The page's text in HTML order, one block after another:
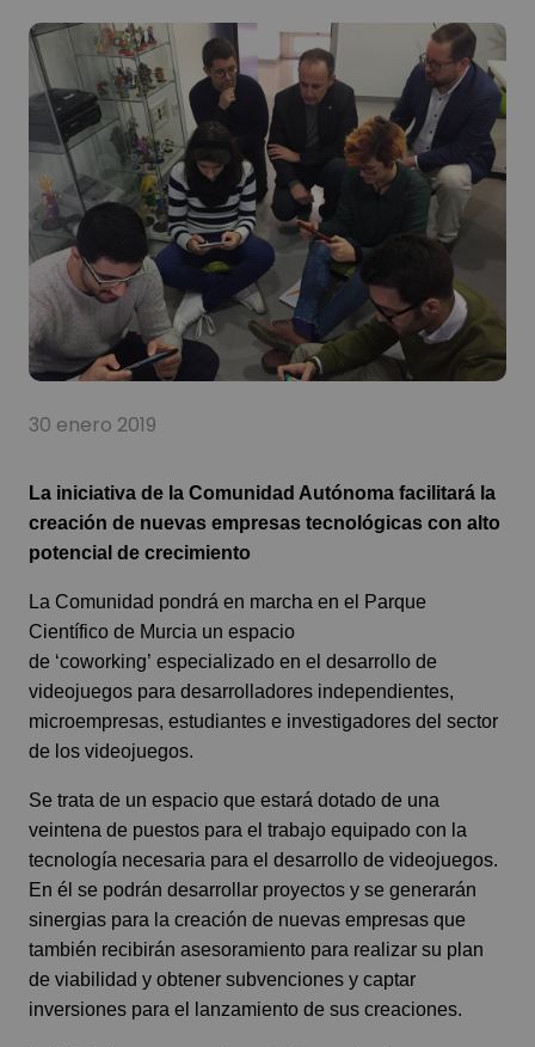
30 enero 2019
La iniciativa de la Comunidad Autónoma facilitará la
creación de nuevas empresas tecnológicas con alto
potencial de crecimiento
La Comunidad pondrá en marcha en el Parque
Científico de Murcia un espacio
de ‘coworking’ especializado en el desarrollo de
videojuegos para desarrolladores independientes,
microempresas, estudiantes e investigadores del sector
de los videojuegos.
Se trata de un espacio que estará dotado de una
veintena de puestos para el trabajo equipado con la
tecnología necesaria para el desarrollo de videojuegos.
En él se podrán desarrollar proyectos y se generarán
sinergias para la creación de nuevas empresas que
también recibirán asesoramiento para realizar su plan
de viabilidad y obtener subvenciones y captar
inversiones para el lanzamiento de sus creaciones.